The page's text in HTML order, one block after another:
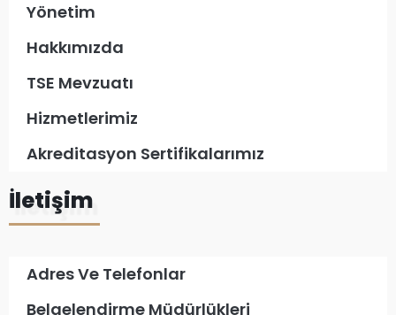
Yönetim
Hakkımızda
TSE Mevzuatı
Hizmetlerimiz
Akreditasyon Sertifikalarımız
İletişim
Adres Ve Telefonlar
Belgelendirme Müdürlükleri